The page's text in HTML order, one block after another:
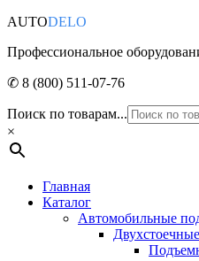
AUTODELO
Профессиональное
✆ 8 (800) 511-07-76
Поиск по товарам...
×
Главная
Каталог
Автомобильные